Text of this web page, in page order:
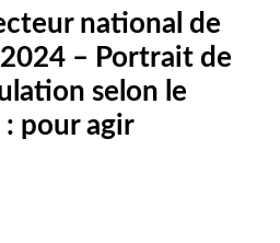
national de
– Portrait de
selon le
pour agir